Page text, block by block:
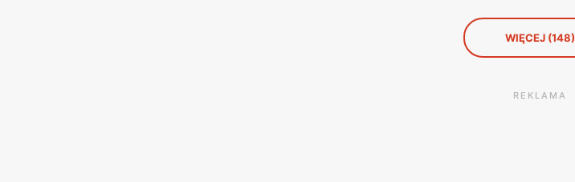
WIĘCEJ (148)
REKLAMA